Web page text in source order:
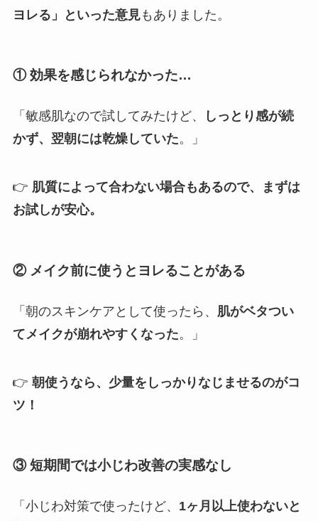
ヨレる」といった意見もありました。
① 効果を感じられなかった…
「敏感肌なので試してみたけど、
しっとり感が続
かず、翌朝には乾燥していた。」
👉 肌質によって合わない場合もあるので、まずは
お試しが安心。
② メイク前に使うとヨレることがある
「朝のスキンケアとして使ったら、
肌がベタつい
てメイクが崩れやすくなった。」
👉 朝使うなら、少量をしっかりなじませるのがコ
ツ！
③ 短期間では小じわ改善の実感なし
「小じわ対策で使ったけど、 1ヶ月以上使わないと